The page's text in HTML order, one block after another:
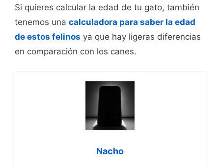
Si quieres calcular la edad de tu gato, también
tenemos una calculadora para saber la edad
de estos felinos ya que hay ligeras diferencias
en comparación con los canes.
Nacho